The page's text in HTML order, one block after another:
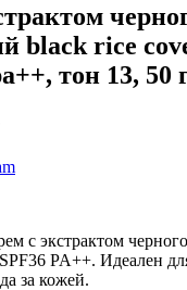
black rice
тон 13, 50
с экстрактом
PA++. Идеален
за кожей.